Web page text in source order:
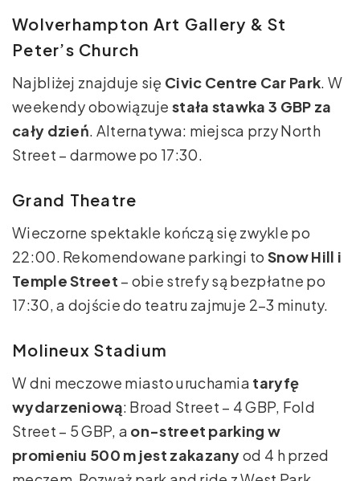
Wolverhampton Art Gallery & St
Peter’s Church
Najbliżej znajduje się Civic Centre Car Park. W
weekendy obowiązujestała stawka 3 GBP za
cały dzień. Alternatywa: miejsca przy North
Street – darmowe po 17:30.
Grand Theatre
Wieczorne spektakle kończą się zwykle po
22:00. Rekomendowane parkingi to Snow Hill i
Temple Street – obie strefy są bezpłatne po
17:30, a dojście do teatru zajmuje 2–3 minuty.
Molineux Stadium
W dni meczowe miasto uruchamia taryfę
wydarzeniową: Broad Street – 4 GBP, Fold
Street – 5 GBP, a on-street parking w
promieniu 500 m jest zakazanyod 4 h przed